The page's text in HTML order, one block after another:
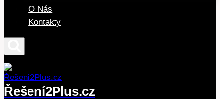
O Nás
Kontakty
Řešení2Plus.cz